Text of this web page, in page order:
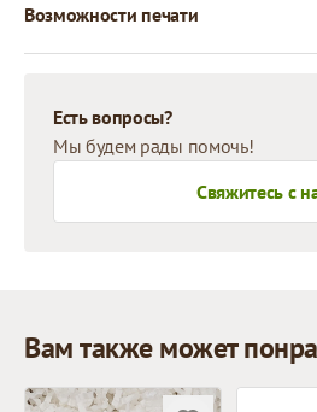
Возможности печати
Есть вопросы?
Мы будем рады помочь!
Свяжитесь с
Вам также может